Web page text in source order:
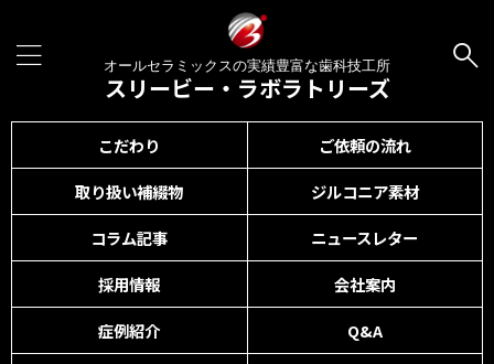
オールセラミックスの実績豊富な歯科技工所
スリービー・ラボラトリーズ
こだわり
ご依頼の流れ
取り扱い補綴物
ジルコニア素材
コラム記事
ニュースレター
採用情報
会社案内
症例紹介
Q&A